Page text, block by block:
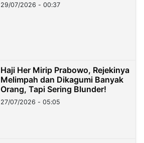
29/07/2026 - 00:37
Haji Her Mirip Prabowo, Rejekinya
Melimpah dan Dikagumi Banyak
Orang, Tapi Sering Blunder!
27/07/2026 - 05:05